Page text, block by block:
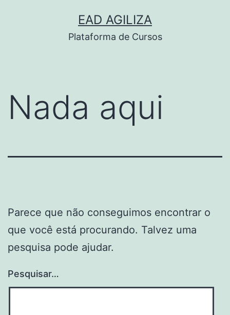
EAD AGILIZA
Plataforma de Cursos
Nada aqui
Parece que não conseguimos encontrar o
que você está procurando. Talvez uma
pesquisa pode ajudar.
Pesquisar…